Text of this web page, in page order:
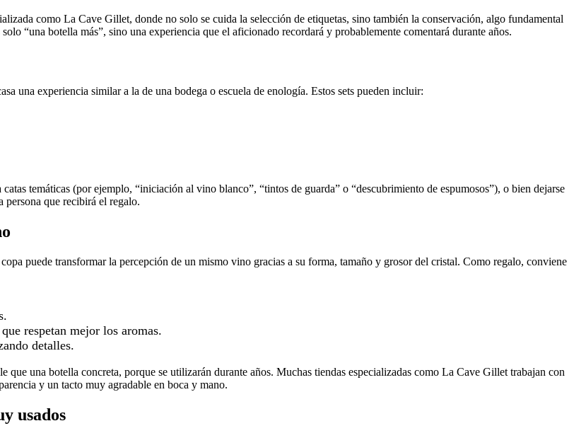
como La Cave Gillet, donde no solo se cuida la selección de etiquetas, sino también la conservación, algo fundamental
“una botella más”, sino una experiencia que el aficionado recordará y probablemente comentará durante años.
una experiencia similar a la de una bodega o escuela de enología. Estos sets pueden incluir:
temáticas (por ejemplo, “iniciación al vino blanco”, “tintos de guarda” o “descubrimiento de espumosos”), o bien dejarse
persona que recibirá el regalo.
puede transformar la percepción de un mismo vino gracias a su forma, tamaño y grosor del cristal. Como regalo, conviene
respetan mejor los aromas.
detalles.
que una botella concreta, porque se utilizarán durante años. Muchas tiendas especializadas como La Cave Gillet trabajan con
y un tacto muy agradable en boca y mano.
usados